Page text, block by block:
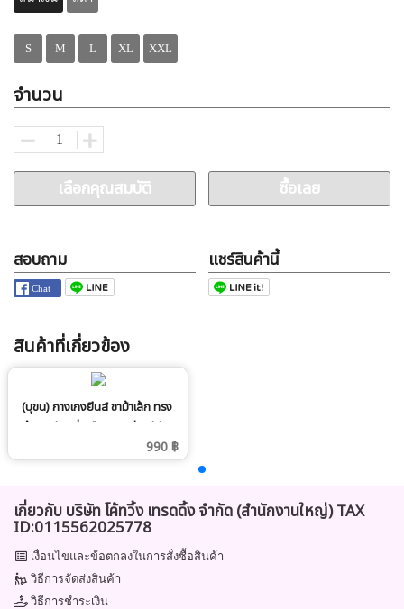
S M L XL XXL
จำนวน
เลือกคุณสมบัติ ซื้อเลย
สอบถาม แชร์สินค้านี้
สินค้าที่เกี่ยวข้อง
(บุขน) กางเกงยีนส์ ขาม้าเล้ก ทรง
เข้ารูป ยีนส์นิ่ม ยืด บุขน อุ่น สีดำ
990 ฿
เกี่ยวกับ บริษัท โค้ทวิ้ง เทรดดิ้ง จำกัด (สำนักงานใหญ่) TAX
ID:0115562025778
เงื่อนไขและข้อตกลงในการสั่งซื้อสินค้า
วิธีการจัดส่งสินค้า
วิธีการชำระเงิน